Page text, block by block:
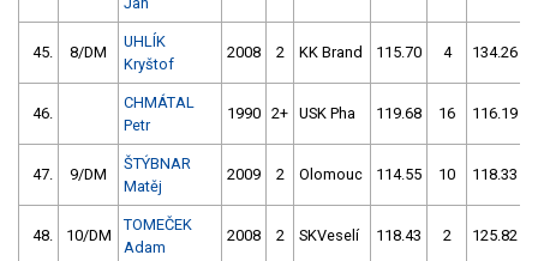
45. 8/DM
UHLÍK
Kryštof
2008 2 KK Brand 115.70 4 134.26
46.
CHMÁTAL
Petr
1990 2+ USK Pha 119.68 16 116.19
47. 9/DM
ŠTÝBNAR
Matěj
2009 2 Olomouc 114.55 10 118.33
48. 10/DM
TOMEČEK
Adam
2008 2 SKVeselí 118.43 2 125.82